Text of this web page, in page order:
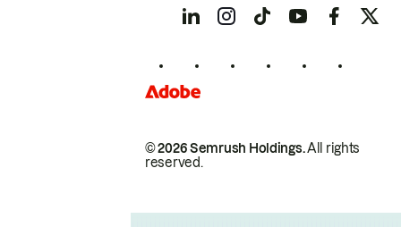
© 2026 Semrush Holdings.All rights
reserved.